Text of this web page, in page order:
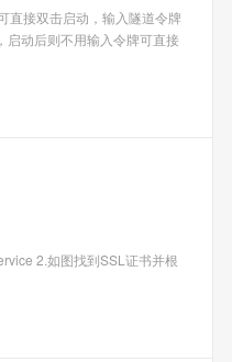
直接双击启动，输入隧道令牌
启动后则不用输入令牌可直接
2.如图找到SSL证书并根